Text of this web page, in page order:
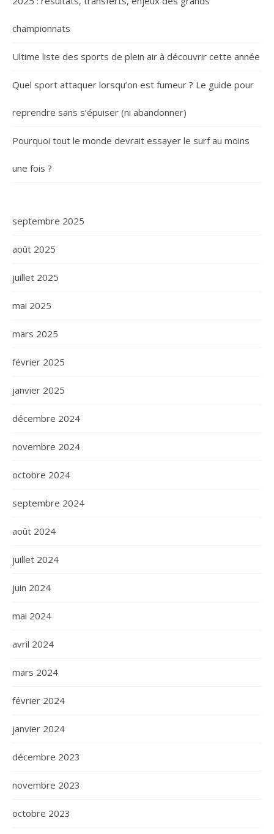
championnats
Ultime liste des sports de plein air à découvrir cette année
Quel sport attaquer lorsqu’on est fumeur ? Le guide pour
reprendre sans s’épuiser (ni abandonner)
Pourquoi tout le monde devrait essayer le surf au moins
une fois ?
septembre 2025
août 2025
juillet 2025
mai 2025
mars 2025
février 2025
janvier 2025
décembre 2024
novembre 2024
octobre 2024
septembre 2024
août 2024
juillet 2024
juin 2024
mai 2024
avril 2024
mars 2024
février 2024
janvier 2024
décembre 2023
novembre 2023
octobre 2023